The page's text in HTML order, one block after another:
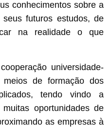
conhecimentos sobre a
futuros estudos, de
na realidade o que
universidade-
de formação dos
tendo vindo a
oportunidades de
as empresas à